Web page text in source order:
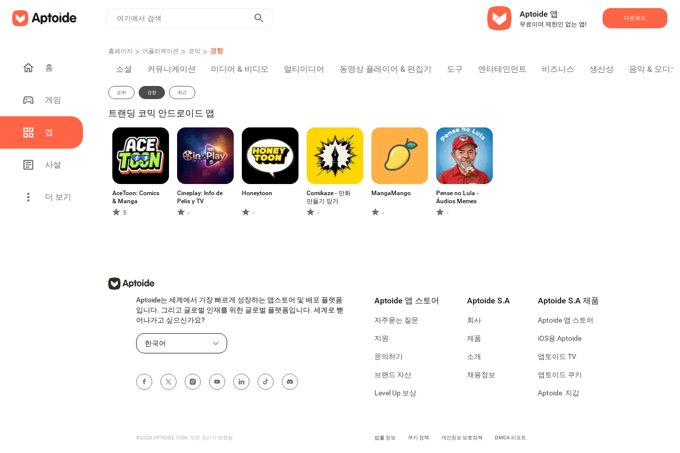
Aptoide 앱
무료이며 제한인 없는 앱!
다운로드
홈
게임
앱
사설
더 보기
홈페이지 > 어플리케이션 > 코믹 > 경향
소셜 커뮤니케이션 미디어 & 비디오 멀티미디어 동영상 플레이어 & 편집기 도구 엔터테인먼트 비즈니스 생산성 음악 & 오디오
순위 경향 최근
트랜딩 코믹 안드로이드 앱
AceToon: Comics
& Manga
5
Cineplay: Info de
Pelis y TV
-
Honeytoon
-
Comikaze - 만화
만들기 망가
-
MangaMango
-
Pense no Lula -
Áudios Memes
-
Aptoide는 세계에서 가장 빠르게 성장하는 앱스토어 및 배포 플랫폼
입니다. 그리고 글로벌 인재를 위한 글로벌 플랫폼입니다. 세계로 뻗
어나가고 싶으신가요?
한국어
©2026 APTOIDE.COM. 모든 권리가 보호됨
Aptoide 앱 스토어
자주묻는 질문
지원
문의하기
브랜드 자산
Level Up 보상
법률 정보 쿠키 정책 개인정보 보호정책 DMCA 리포트
Aptoide S.A
회사
제품
소개
채용정보
Aptoide S.A 제품
Aptoide 앱 스토어
iOS용 Aptoide
앱토이드 TV
앱토이드 쿠키
Aptoide 지갑